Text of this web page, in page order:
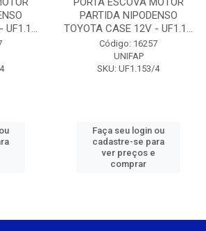
UF1.1...
PARTIDA NIPODENSO
TOYOTA CASE 12V - UF1.1...
Código: 16257
UNIFAP
SKU: UF1.153/4
Faça seu login ou
cadastre-se para
ver preços e
comprar